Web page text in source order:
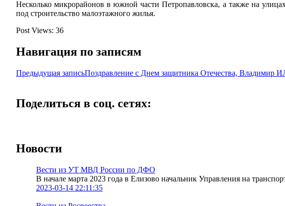
Несколько микрорайонов в южной части Петропавловска, а также на
под строительство малоэтажного жилья.
Post Views: 36
Навигация по записям
Предыдущая записьПоздравление с Днем защитника Отечества,
Поделиться в соц. сетях:
Новости
Вести из УТ МВД России по ДФО
В начале марта 2023 года в Елизово начальник Управления на
2023-03-14 22:11:35